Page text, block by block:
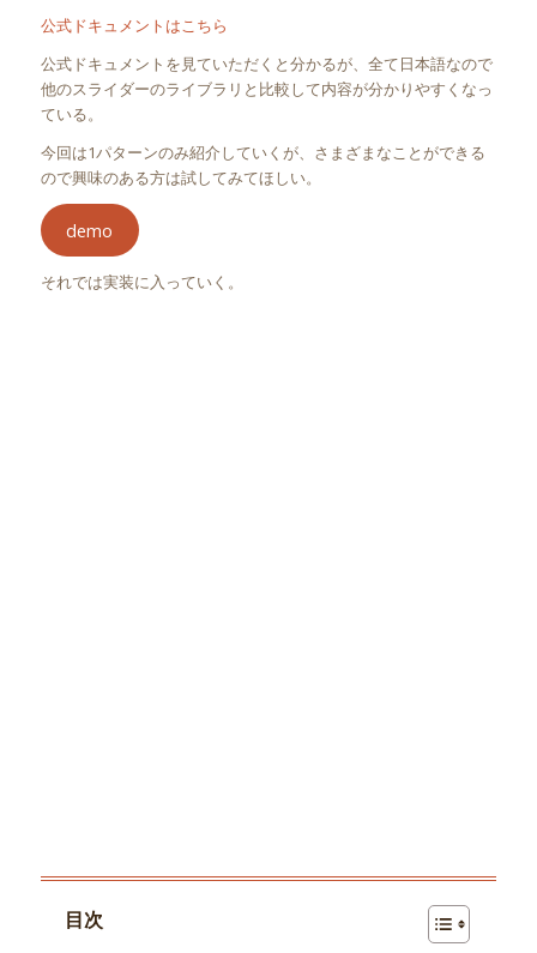
公式ドキュメントはこちら
公式ドキュメントを見ていただくと分かるが、全て日本語なので
他のスライダーのライブラリと比較して内容が分かりやすくなっ
ている。
今回は1パターンのみ紹介していくが、さまざまなことができる
ので興味のある方は試してみてほしい。
demo
それでは実装に入っていく。
目次